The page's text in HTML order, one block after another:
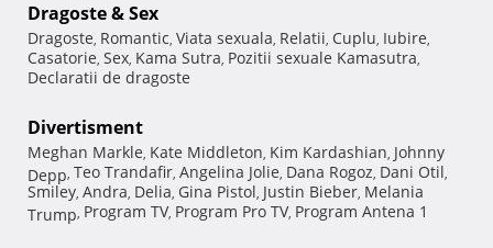
Dragoste & Sex
Dragoste, Romantic, Viata sexuala, Relatii, Cuplu, Iubire,
Casatorie, Sex, Kama Sutra, Pozitii sexuale Kamasutra,
Declaratii de dragoste
Divertisment
Meghan Markle, Kate Middleton, Kim Kardashian, Johnny
Depp, Teo Trandafir, Angelina Jolie, Dana Rogoz, Dani Otil,
Smiley, Andra, Delia, Gina Pistol, Justin Bieber, Melania
Trump, Program TV, Program Pro TV, Program Antena 1